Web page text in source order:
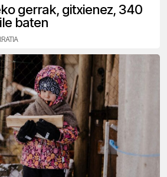
gerrak, gitxienez, 340
baten